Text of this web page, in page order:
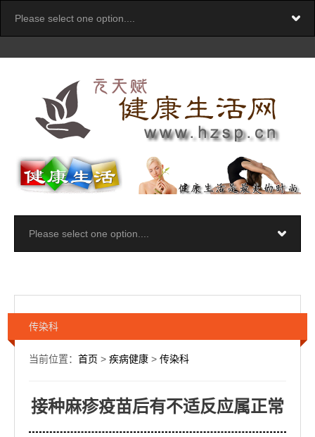
传染科
当前位置： 首页 > 疾病健康 > 传染科
接种麻疹疫苗后有不适反应属正常